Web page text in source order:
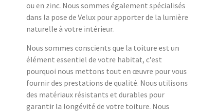
ou en zinc. Nous sommes également spécialisés
dans la pose de Velux pour apporter de la lumière
naturelle à votre intérieur.
Nous sommes conscients que la toiture est un
élément essentiel de votre habitat, c'est
pourquoi nous mettons tout en œuvre pour vous
fournir des prestations de qualité. Nous utilisons
des matériaux résistants et durables pour
garantir la longévité de votre toiture. Nous